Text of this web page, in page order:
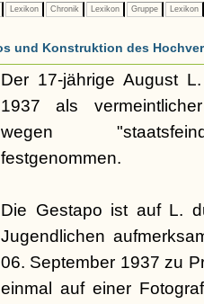
Lexikon Chronik Lexikon Gruppe Lexikon
und Konstruktion des
Der 17-jährige August
1937 als
wegen
festgenommen.
Die Gestapo ist auf L.
Jugendlichen
06. September 1937 zu
einmal auf einer